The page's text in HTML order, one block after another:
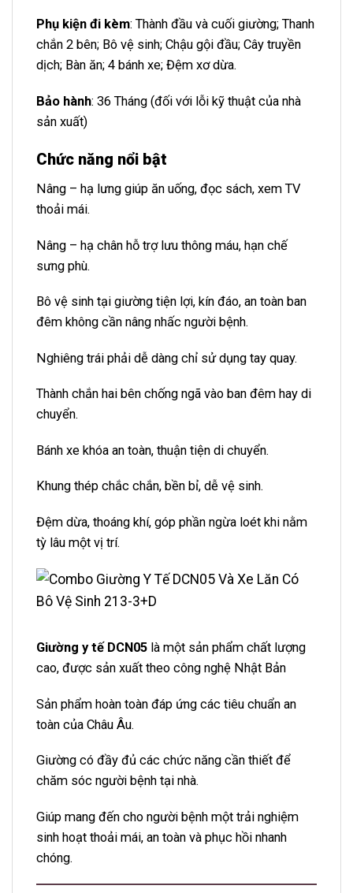
Phụ kiện đi kèm: Thành đầu và cuối giường; Thanh
chắn 2 bên; Bô vệ sinh; Chậu gội đầu; Cây truyền
dịch; Bàn ăn; 4 bánh xe; Đệm xơ dừa.
Bảo hành: 36 Tháng (đối với lỗi kỹ thuật của nhà
sản xuất)
Chức năng nổi bật
Nâng – hạ lưng giúp ăn uống, đọc sách, xem TV
thoải mái.
Nâng – hạ chân hỗ trợ lưu thông máu, hạn chế
sưng phù.
Bô vệ sinh tại giường tiện lợi, kín đáo, an toàn ban
đêm không cần nâng nhấc người bệnh.
Nghiêng trái phải dễ dàng chỉ sử dụng tay quay.
Thành chắn hai bên chống ngã vào ban đêm hay di
chuyển.
Bánh xe khóa an toàn, thuận tiện di chuyển.
Khung thép chắc chắn, bền bỉ, dễ vệ sinh.
Đệm dừa, thoáng khí, góp phần ngừa loét khi nằm
tỳ lâu một vị trí.
Giường y tế DCN05 là một sản phẩm chất lượng
cao, được sản xuất theo công nghệ Nhật Bản
Sản phẩm hoàn toàn đáp ứng các tiêu chuẩn an
toàn của Châu Âu.
Giường có đầy đủ các chức năng cần thiết để
chăm sóc người bệnh tại nhà.
Giúp mang đến cho người bệnh một trải nghiệm
sinh hoạt thoải mái, an toàn và phục hồi nhanh
chóng.